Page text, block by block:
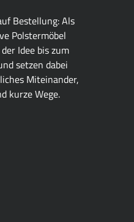
Bestellung: Als
Polstermöbel
Idee bis zum
setzen dabei
Miteinander,
kurze Wege.